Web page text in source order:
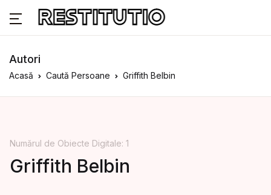
Autori
Acasă Caută Persoane Griffith Belbin
Numărul de Obiecte Digitale: 1
Griffith Belbin